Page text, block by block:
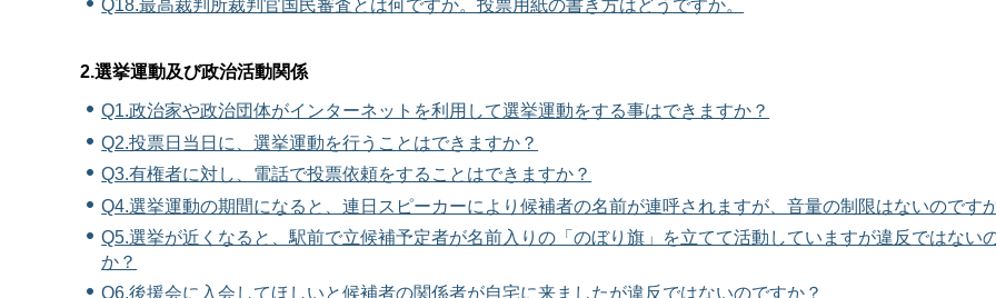
Q18.最高裁判所裁判官国民審査とは何ですか。投票用紙の書き方はどうですか。
2.選挙運動及び政治活動関係
Q1.政治家や政治団体がインターネットを利用して選挙運動をする事はできますか？
Q2.投票日当日に、選挙運動を行うことはできますか？
Q3.有権者に対し、電話で投票依頼をすることはできますか？
Q4.選挙運動の期間になると、連日スピーカーにより候補者の名前が連呼されますが、音量の制限はないのです
Q5.選挙が近くなると、駅前で立候補予定者が名前入りの「のぼり旗」を立てて活動していますが違反ではない
か？
Q6.後援会に入会してほしいと候補者の関係者が自宅に来ましたが違反ではないのですか？